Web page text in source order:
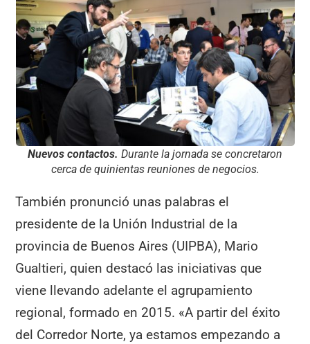
Nuevos contactos. Durante la jornada se concretaron
cerca de quinientas reuniones de negocios.
También pronunció unas palabras el
presidente de la Unión Industrial de la
provincia de Buenos Aires (UIPBA), Mario
Gualtieri, quien destacó las iniciativas que
viene llevando adelante el agrupamiento
regional, formado en 2015. «A partir del éxito
del Corredor Norte, ya estamos empezando a